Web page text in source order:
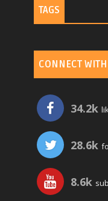
TAGS
CONNECT
34.2k
28.6k
8.6k